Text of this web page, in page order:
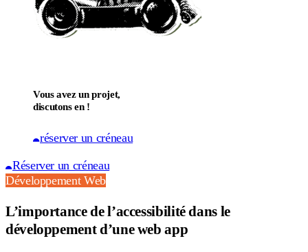
Vous avez un projet,
discutons en !
réserver un créneau
Réserver un créneau
Développement Web
L’importance de l’accessibilité dans le
développement d’une web app